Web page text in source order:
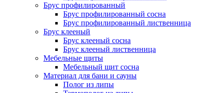
Брус профилированный
Брус профилированный сосна
Брус профилированный лиственница
Брус клееный
Брус клееный сосна
Брус клееный лиственница
Мебельные щиты
Мебельный щит сосна
Материал для бани и сауны
Полог из липы